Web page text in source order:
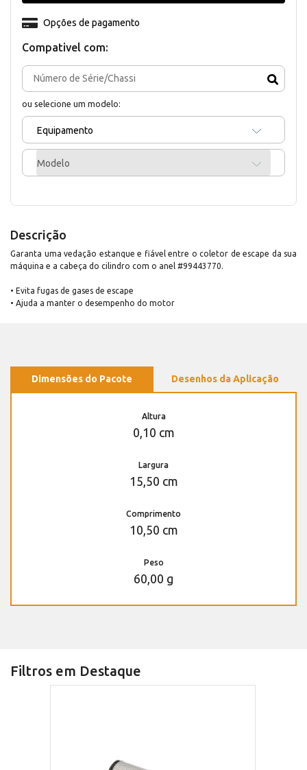
Compativel com:
ou selecione um modelo:
Equipamento
Modelo
Opções de pagamento
Descrição
Garanta uma vedação estanque e fiável entre o coletor de escape da sua
máquina e a cabeça do cilindro com o anel #99443770.
• Evita fugas de gases de escape
• Ajuda a manter o desempenho do motor
Dimensões do Pacote Desenhos da Aplicação
Altura
0,10 cm
Largura
15,50 cm
Comprimento
10,50 cm
Peso
60,00 g
Filtros em Destaque